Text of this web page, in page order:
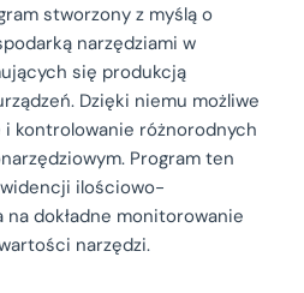
stworzony z myślą o
narzędziami w
się produkcją
Dzięki niemu możliwe
kontrolowanie różnorodnych
Program ten
ilościowo-
dokładne monitorowanie
narzędzi.